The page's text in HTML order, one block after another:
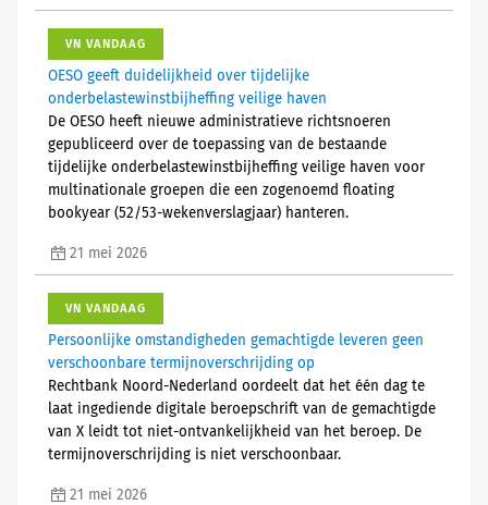
VN VANDAAG
OESO geeft duidelijkheid over tijdelijke
onderbelastewinstbijheffing veilige haven
De OESO heeft nieuwe administratieve richtsnoeren
gepubliceerd over de toepassing van de bestaande
tijdelijke onderbelastewinstbijheffing veilige haven voor
multinationale groepen die een zogenoemd floating
bookyear (52/53-wekenverslagjaar) hanteren.
21 mei 2026
VN VANDAAG
Persoonlijke omstandigheden gemachtigde leveren geen
verschoonbare termijnoverschrijding op
Rechtbank Noord-Nederland oordeelt dat het één dag te
laat ingediende digitale beroepschrift van de gemachtigde
van X leidt tot niet-ontvankelijkheid van het beroep. De
termijnoverschrijding is niet verschoonbaar.
21 mei 2026